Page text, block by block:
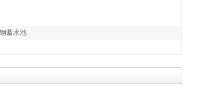
蓄水池